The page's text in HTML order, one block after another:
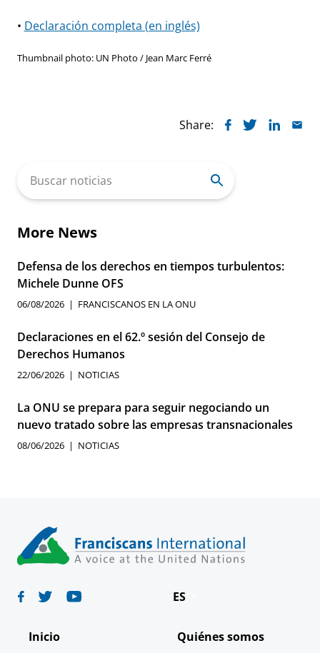
• Declaración completa (en inglés)
Thumbnail photo: UN Photo / Jean Marc Ferré
Share:
for:
More News
Defensa de los derechos en tiempos turbulentos:
Michele Dunne OFS
06/08/2026 FRANCISCANOS EN LA ONU
Declaraciones en el 62.º sesión del Consejo de
Derechos Humanos
22/06/2026 NOTICIAS
La ONU se prepara para seguir negociando un
nuevo tratado sobre las empresas transnacionales
08/06/2026 NOTICIAS
ES
Deutsch
Inicio Quiénes somos